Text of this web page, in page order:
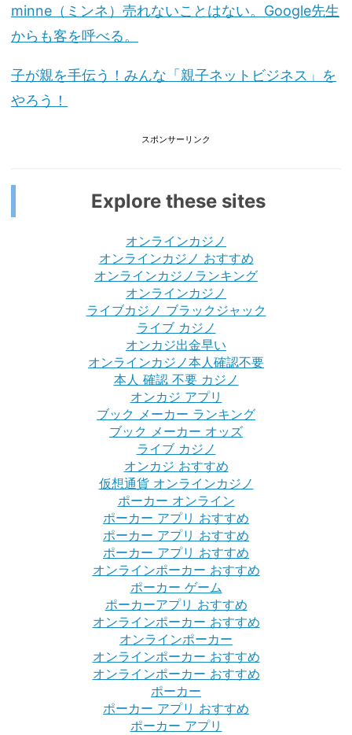
minne（ミンネ）売れないことはない。Google先生
からも客を呼べる。
子が親を手伝う！みんな「親子ネットビジネス」を
やろう！
スポンサーリンク
Explore these sites
オンラインカジノ
オンラインカジノ おすすめ
オンラインカジノランキング
オンラインカジノ
ライブカジノ ブラックジャック
ライブ カジノ
オンカジ出金早い
オンラインカジノ本人確認不要
本人 確認 不要 カジノ
オンカジ アプリ
ブック メーカー ランキング
ブック メーカー オッズ
ライブ カジノ
オンカジ おすすめ
仮想通貨 オンラインカジノ
ポーカー オンライン
ポーカー アプリ おすすめ
ポーカー アプリ おすすめ
ポーカー アプリ おすすめ
オンラインポーカー おすすめ
ポーカー ゲーム
ポーカーアプリ おすすめ
オンラインポーカー おすすめ
オンラインポーカー
オンラインポーカー おすすめ
オンラインポーカー おすすめ
ポーカー
ポーカー アプリ おすすめ
ポーカー アプリ